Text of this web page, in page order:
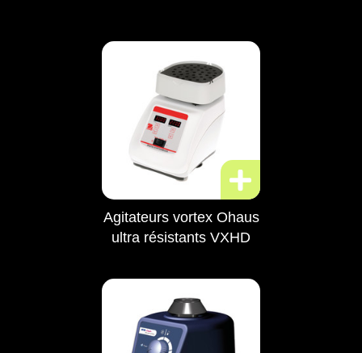
Agitateurs vortex Ohaus
ultra résistants VXHD